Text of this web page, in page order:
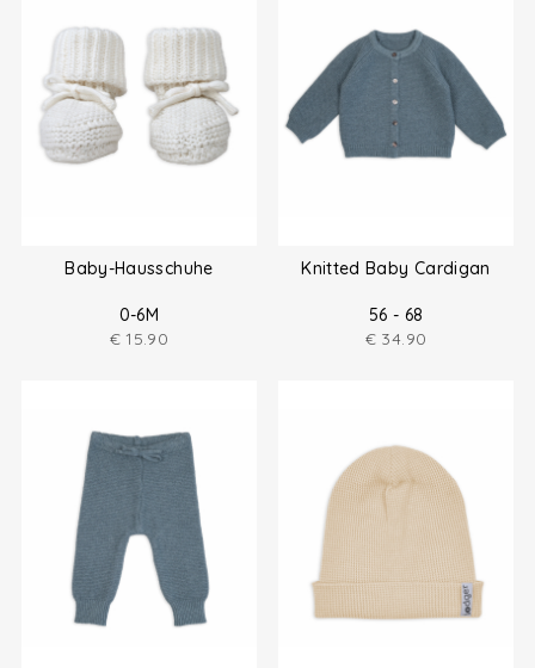
Baby-Hausschuhe
0-6M
€ 15.90
Knitted Baby Cardigan
56 - 68
€ 34.90